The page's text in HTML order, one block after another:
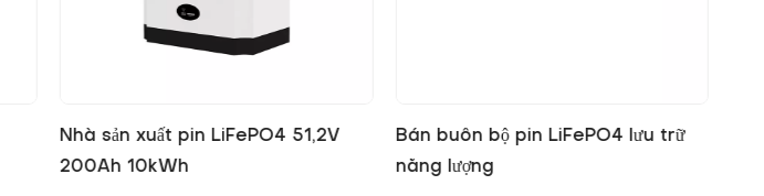
Bán buôn bộ pin LiFePO4 lưu trữ
năng lượng
Hệ thống lưu trữ năng lượng 20kWh
Nhà sản xuất pin LiFePO4